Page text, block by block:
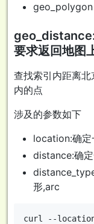
geo_polygon
要求返回地图
查找索引内距离
内的点
涉及的参数如下
location:确定
distance:确
形,arc
curl --location